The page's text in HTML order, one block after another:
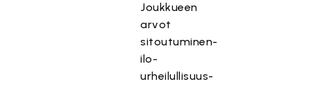
Joukkueen
arvot
sitoutuminen-
ilo-
urheilullisuus-